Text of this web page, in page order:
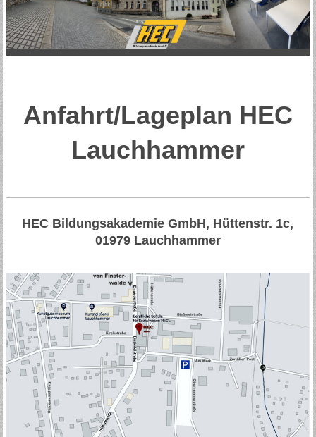
Anfahrt/Lageplan HEC
Lauchhammer
HEC Bildungsakademie GmbH, Hüttenstr. 1c,
01979 Lauchhammer